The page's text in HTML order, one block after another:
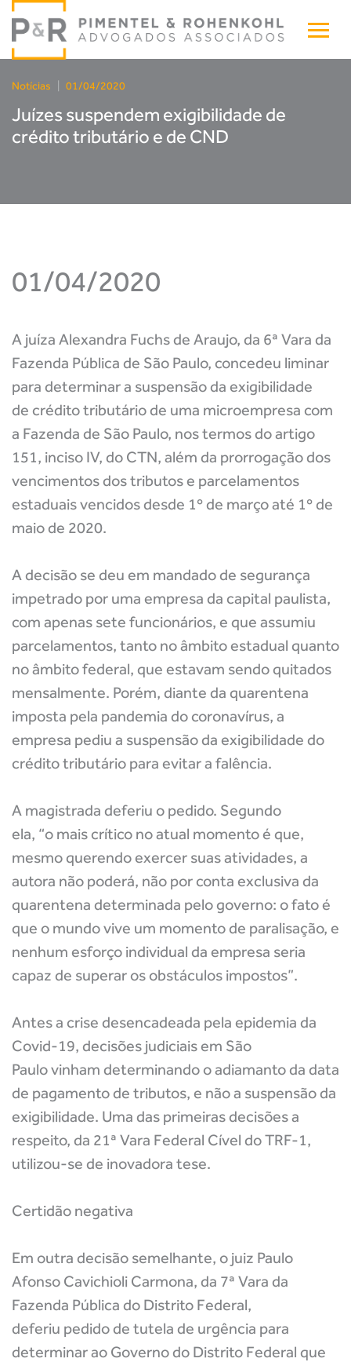
Notícias 01/04/2020
Juízes suspendem exigibilidade de
crédito tributário e de CND
01/04/2020
A juíza Alexandra Fuchs de Araujo, da 6ª Vara da
Fazenda Pública de São Paulo, concedeu liminar
para determinar a suspensão da exigibilidade
de crédito tributário de uma microempresa com
a Fazenda de São Paulo, nos termos do artigo
151, inciso IV, do CTN, além da prorrogação dos
vencimentos dos tributos e parcelamentos
estaduais vencidos desde 1º de março até 1º de
maio de 2020.
A decisão se deu em mandado de segurança
impetrado por uma empresa da capital paulista,
com apenas sete funcionários, e que assumiu
parcelamentos, tanto no âmbito estadual quanto
no âmbito federal, que estavam sendo quitados
mensalmente. Porém, diante da quarentena
imposta pela pandemia do coronavírus, a
empresa pediu a suspensão da exigibilidade do
crédito tributário para evitar a falência.
A magistrada deferiu o pedido. Segundo
ela, “o mais crítico no atual momento é que,
mesmo querendo exercer suas atividades, a
autora não poderá, não por conta exclusiva da
quarentena determinada pelo governo: o fato é
que o mundo vive um momento de paralisação, e
nenhum esforço individual da empresa seria
capaz de superar os obstáculos impostos”.
Antes a crise desencadeada pela epidemia da
Covid-19, decisões judiciais em São
Paulo vinham determinando o adiamanto da data
de pagamento de tributos, e não a suspensão da
exigibilidade. Uma das primeiras decisões a
respeito, da 21ª Vara Federal Cível do TRF-1,
utilizou-se de inovadora tese.
Certidão negativa
Em outra decisão semelhante, o juiz Paulo
Afonso Cavichioli Carmona, da 7ª Vara da
Fazenda Pública do Distrito Federal,
deferiu pedido de tutela de urgência para
determinar ao Governo do Distrito Federal que